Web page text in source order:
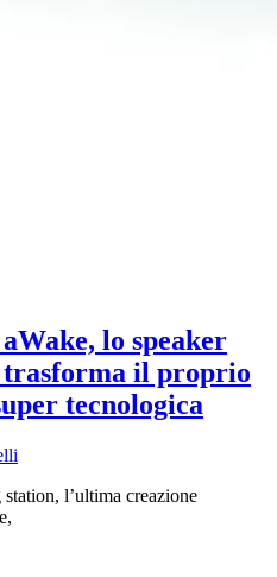
lo speaker
trasforma il proprio
tecnologica
l’ultima creazione